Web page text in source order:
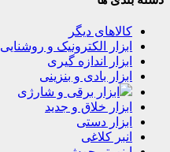
کالاهای دیگر
ابزار الکترونیک و روشنایی
ابزار اندازه گیری
ابزار بادی و بنزینی
ابزار برقی و شارژی
ابزار خلاق و جدید
ابزار دستی
انبر کلاغی